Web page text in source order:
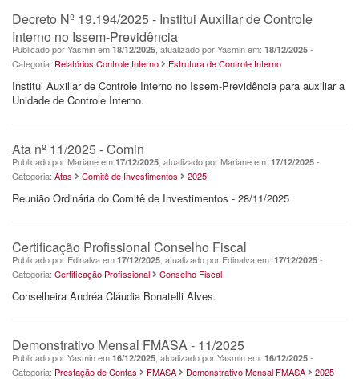
Decreto Nº 19.194/2025 - Institui Auxiliar de Controle
Interno no Issem-Previdência
Publicado por Yasmin em 18/12/2025 , atualizado por Yasmin em: 18/12/2025 -
Categoria: Relatórios Controle Interno Estrutura de Controle Interno
Institui Auxiliar de Controle Interno no Issem-Previdência para auxiliar a
Unidade de Controle Interno.
Ata nº 11/2025 - Comin
Publicado por Mariane em 17/12/2025 , atualizado por Mariane em: 17/12/2025 -
Categoria: Atas Comitê de Investimentos 2025
Reunião Ordinária do Comitê de Investimentos - 28/11/2025
Certificação Profissional Conselho Fiscal
Publicado por Edinalva em 17/12/2025 , atualizado por Edinalva em: 17/12/2025 -
Categoria: Certificação Profissional Conselho Fiscal
Conselheira Andréa Cláudia Bonatelli Alves.
Demonstrativo Mensal FMASA - 11/2025
Publicado por Yasmin em 16/12/2025 , atualizado por Yasmin em: 16/12/2025 -
Categoria: Prestação de Contas FMASA Demonstrativo Mensal FMASA 2025